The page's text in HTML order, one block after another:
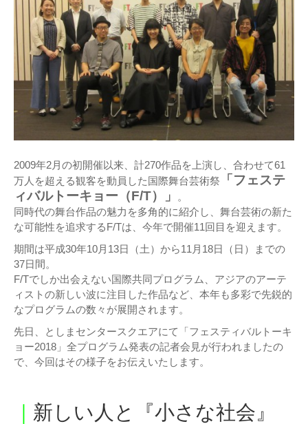
2009年2月の初開催以来、計270作品を上演し、合わせて61
万人を超える観客を動員した国際舞台芸術祭
「フェステ
ィバルトーキョー（F/T）」
。
同時代の舞台作品の魅力を多角的に紹介し、舞台芸術の新た
な可能性を追求するF/Tは、今年で開催11回目を迎えます。
期間は平成30年10月13日（土）から11月18日（日）までの
37日間。
F/Tでしか出会えない国際共同プログラム、アジアのアーテ
ィストの新しい波に注目した作品など、本年も多彩で先鋭的
なプログラムの数々が展開されます。
先日、としまセンタースクエアにて「フェスティバルトーキ
ョー2018」全プログラム発表の記者会見が行われましたの
で、今回はその様子をお伝えいたします。
｜ 新しい人と『小さな社会』